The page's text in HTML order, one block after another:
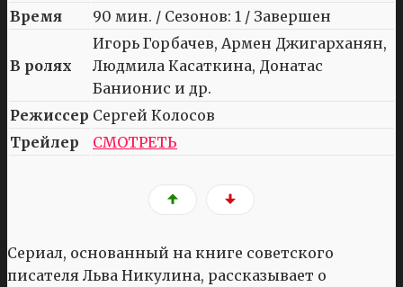
Время
90 мин. / Сезонов: 1 / Завершен
В ролях
Игорь Горбачев, Армен Джигарханян,
Людмила Касаткина, Донатас
Банионис и др.
Режиссер Сергей Колосов
Трейлер
СМОТРЕТЬ
Сериал, основанный на книге советского
писателя Льва Никулина, рассказывает о